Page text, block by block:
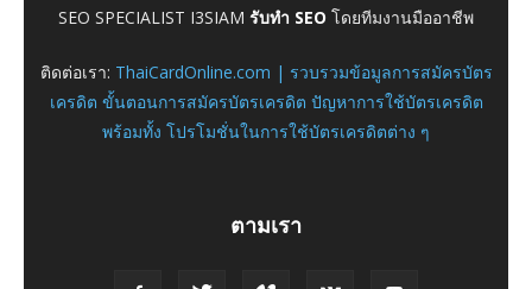
SEO SPECIALIST I3SIAM รับทำ SEO โดยทีมงานมืออาชีพ
ติดต่อเรา: ThaiCardOnline.com | รวบรวมข้อมูลการสมัครบัตร
เครดิต ขั้นตอนการสมัครบัตรเครดิต ปัญหาการใช้บัตรเครดิต
พร้อมทั้ง โปรโมชั่นในการใช้บัตรเครดิตต่าง ๆ
ตามเรา